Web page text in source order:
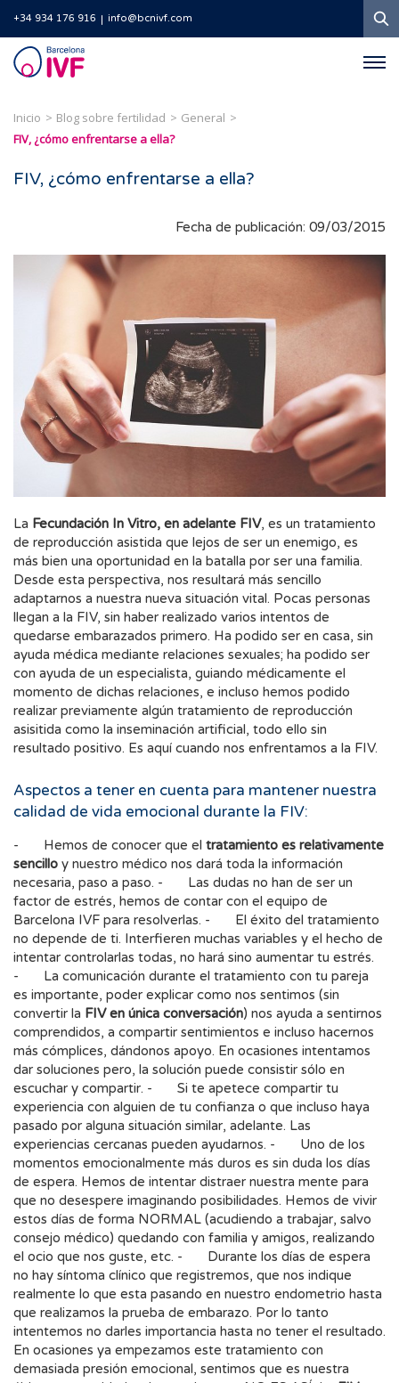
+34 934 176 916 info@bcnivf.com
Barcelona
IVF
Inicio Blog sobre fertilidad
General
FIV, ¿cómo enfrentarse a ella?
FIV, ¿cómo enfrentarse a ella?
Fecha de publicación: 09/03/2015
La Fecundación In Vitro, en adelante FIV, es un tratamiento
de reproducción asistida que lejos de ser un enemigo, es
más bien una oportunidad en la batalla por ser una familia.
Desde esta perspectiva, nos resultará más sencillo
adaptarnos a nuestra nueva situación vital. Pocas personas
llegan a la FIV, sin haber realizado varios intentos de
quedarse embarazados primero. Ha podido ser en casa, sin
ayuda médica mediante relaciones sexuales; ha podido ser
con ayuda de un especialista, guiando médicamente el
momento de dichas relaciones, e incluso hemos podido
realizar previamente algún tratamiento de reproducción
asisitida como la inseminación artificial, todo ello sin
resultado positivo. Es aquí cuando nos enfrentamos a la FIV.
Aspectos a tener en cuenta para mantener nuestra
calidad de vida emocional durante la FIV:
- Hemos de conocer que el tratamiento es relativamente
sencillo y nuestro médico nos dará toda la información
necesaria, paso a paso. - Las dudas no han de ser un
factor de estrés, hemos de contar con el equipo de
Barcelona IVF para resolverlas. - El éxito del tratamiento
no depende de ti. Interfieren muchas variables y el hecho de
intentar controlarlas todas, no hará sino aumentar tu estrés.
- La comunicación durante el tratamiento con tu pareja
es importante, poder explicar como nos sentimos (sin
convertir la FIV en única conversación) nos ayuda a sentirnos
comprendidos, a compartir sentimientos e incluso hacernos
más cómplices, dándonos apoyo. En ocasiones intentamos
dar soluciones pero, la solución puede consistir sólo en
escuchar y compartir. - Si te apetece compartir tu
experiencia con alguien de tu confianza o que incluso haya
pasado por alguna situación similar, adelante. Las
experiencias cercanas pueden ayudarnos. - Uno de los
momentos emocionalmente más duros es sin duda los días
de espera. Hemos de intentar distraer nuestra mente para
que no desespere imaginando posibilidades. Hemos de vivir
estos días de forma NORMAL (acudiendo a trabajar, salvo
consejo médico) quedando con familia y amigos, realizando
el ocio que nos guste, etc. - Durante los días de espera
no hay síntoma clínico que registremos, que nos indique
realmente lo que esta pasando en nuestro endometrio hasta
que realizamos la prueba de embarazo. Por lo tanto
intentemos no darles importancia hasta no tener el resultado.
En ocasiones ya empezamos este tratamiento con
demasiada presión emocional, sentimos que es nuestra